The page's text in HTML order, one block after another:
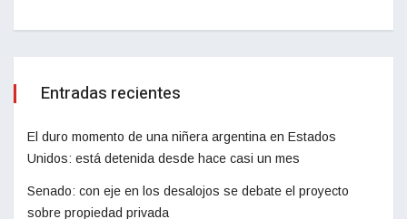
Entradas recientes
El duro momento de una niñera argentina en Estados
Unidos: está detenida desde hace casi un mes
Senado: con eje en los desalojos se debate el proyecto
sobre propiedad privada